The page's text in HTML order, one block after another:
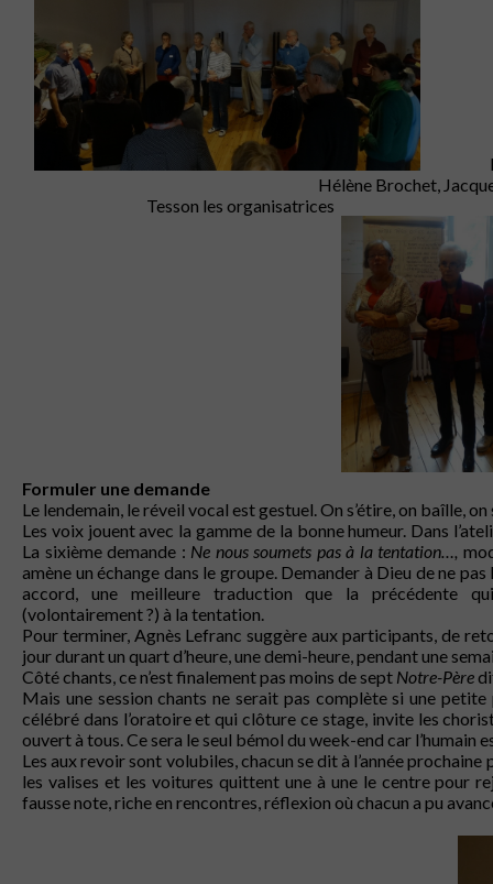
De
Hélène Brochet,
Tesson les organisatrices
Formuler une demande
Le lendemain, le réveil vocal est gestuel. On s’étire, on baîlle,
Les voix jouent avec la gamme de la bonne humeur. Dans
La sixième demande : Ne nous soumets pas à la tentation…,
amène un échange dans le groupe. Demander à Dieu de ne
accord, une meilleure traduction que la précédente
(volontairement ?) à la tentation.
Pour terminer, Agnès Lefranc suggère aux participants, de
jour durant un quart d’heure, une demi-heure, pendant une
Côté chants, ce n’est finalement pas moins de sept Notre-Père
Mais une session chants ne serait pas complète si une
célébré dans l’oratoire et qui clôture ce stage, invite les
ouvert à tous. Ce sera le seul bémol du week-end car
Les aux revoir sont volubiles, chacun se dit à l’année
les valises et les voitures quittent une à une le centre pour
fausse note, riche en rencontres, réflexion où chacun a pu